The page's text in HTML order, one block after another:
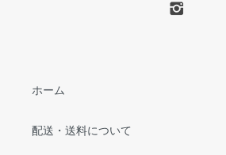
ホーム
配送・送料について